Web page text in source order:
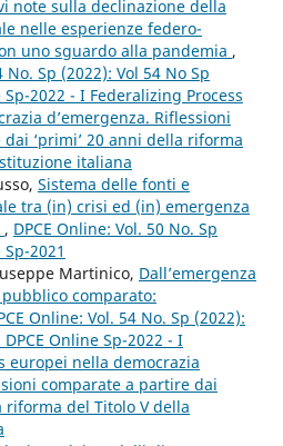
note sulla declinazione della
nelle esperienze federo-
uno sguardo alla pandemia ,
No. Sp (2022): Vol 54 No Sp
Sp-2022 - I Federalizing Process
d’emergenza. Riflessioni
‘primi’ 20 anni della riforma
italiana
Sistema delle fonti e
tra (in) crisi ed (in) emergenza
, DPCE Online: Vol. 50 No. Sp
2021
Martinico, Dall’emergenza
comparato:
Online: Vol. 54 No. Sp (2022):
Online Sp-2022 - I
europei nella democrazia
comparate a partire dai
riforma del Titolo V della